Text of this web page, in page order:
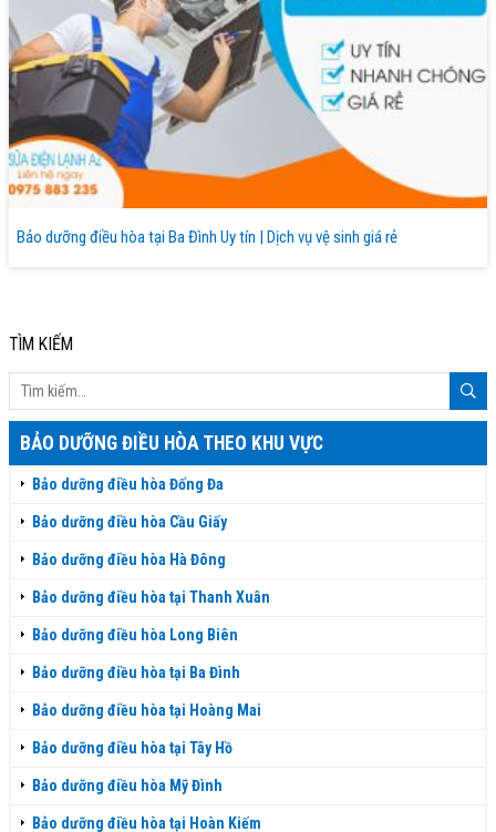
Bảo dưỡng điều hòa tại Ba Đình Uy tín | Dịch vụ vệ sinh giá rẻ
TÌM KIẾM
BẢO DƯỠNG ĐIỀU HÒA THEO KHU VỰC
Bảo dưỡng điều hòa Đống Đa
Bảo dưỡng điều hòa Cầu Giấy
Bảo dưỡng điều hòa Hà Đông
Bảo dưỡng điều hòa tại Thanh Xuân
Bảo dưỡng điều hòa Long Biên
Bảo dưỡng điều hòa tại Ba Đình
Bảo dưỡng điều hòa tại Hoàng Mai
Bảo dưỡng điều hòa tại Tây Hồ
Bảo dưỡng điều hòa Mỹ Đình
Bảo dưỡng điều hòa tại Hoàn Kiếm